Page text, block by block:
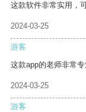
这款软件非常实用，
2024-03-25
游客
这款app的老师非常
2024-03-25
游客